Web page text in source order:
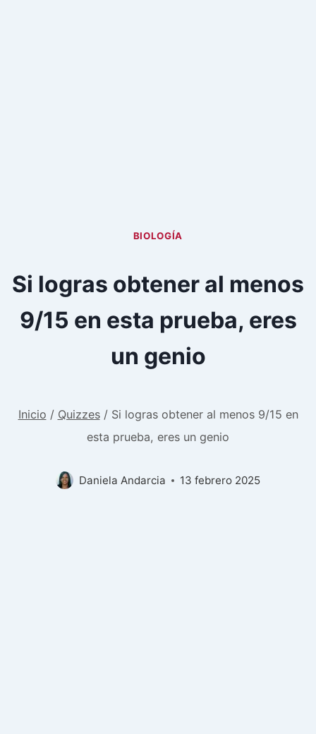
BIOLOGÍA
Si logras obtener al menos
9/15 en esta prueba, eres
un genio
Inicio / Quizzes / Si logras obtener al menos 9/15 en
esta prueba, eres un genio
Daniela Andarcia 13 febrero 2025